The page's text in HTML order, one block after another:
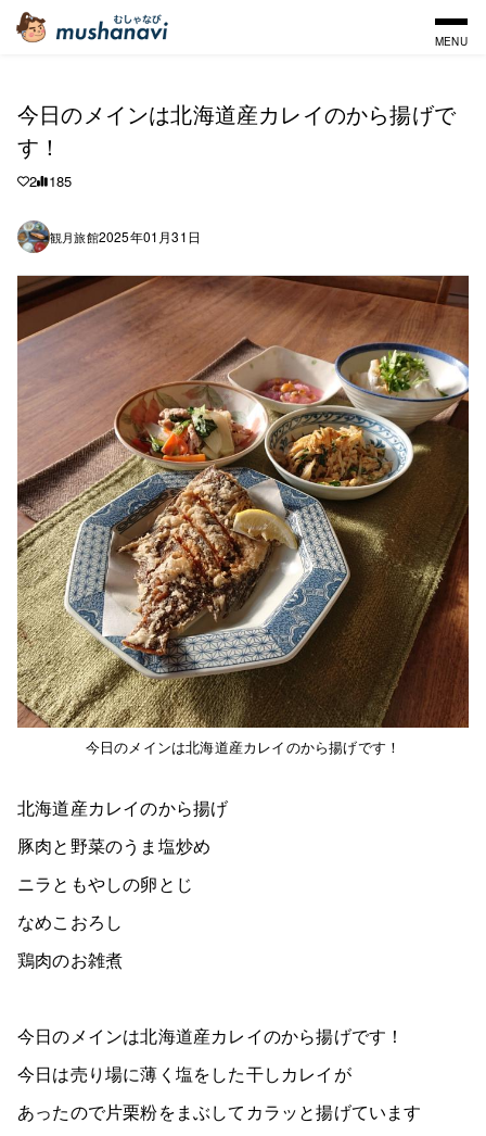
MENU
今日のメインは北海道産カレイのから揚げで
す！
2 185
観月旅館2025年01月31日
今日のメインは北海道産カレイのから揚げです！
北海道産カレイのから揚げ
豚肉と野菜のうま塩炒め
ニラともやしの卵とじ
なめこおろし
鶏肉のお雑煮
今日のメインは北海道産カレイのから揚げです！
今日は売り場に薄く塩をした干しカレイが
あったので片栗粉をまぶしてカラッと揚げています